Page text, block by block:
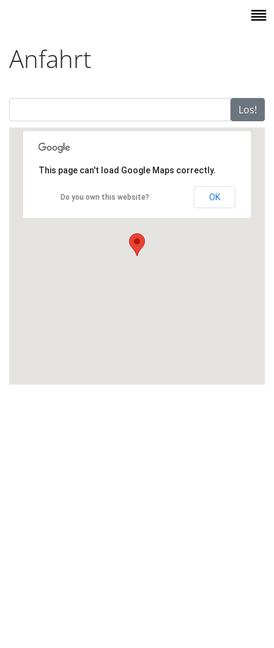
Anfahrt
Los!
This page can't load Google Maps correctly.
Do you own this website? OK